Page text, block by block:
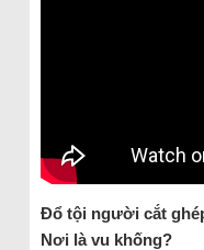
Đổ tội người cắt
Nơi là vu khống?